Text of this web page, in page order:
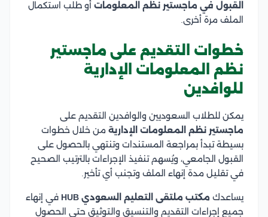
القبول في ماجستير نظم المعلومات أو طلب استكمال
الملف مرة أخرى.
خطوات التقديم على ماجستير
نظم المعلومات الإدارية
للوافدين
يمكن للطلاب السعوديين والوافدين التقديم على
ماجستير نظم المعلومات الإدارية من خلال خطوات
بسيطة تبدأ بمراجعة المستندات وتنتهي بالحصول على
القبول الجامعي، ويُسهم تنفيذ الإجراءات بالترتيب الصحيح
في تقليل مدة إنهاء الملف وتجنب أي تأخير.
يساعدك مكتب ملتقى التعليم السعودي HUB
في إنهاء
جميع إجراءات التقديم والتنسيق والتوثيق حتى الحصول